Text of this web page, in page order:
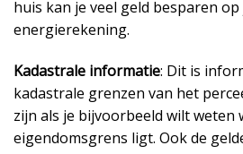
huis kan je veel geld besparen
energierekening.
Kadastrale informatie: Dit is
kadastrale grenzen van het
zijn als je bijvoorbeeld wilt weten
eigendomsgrens ligt. Ook de